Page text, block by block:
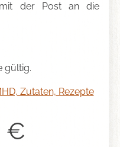
mit der Post an die
gültig.
Zutaten, Rezepte
€